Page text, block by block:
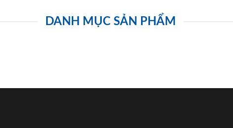
DANH MỤC SẢN PHẨM